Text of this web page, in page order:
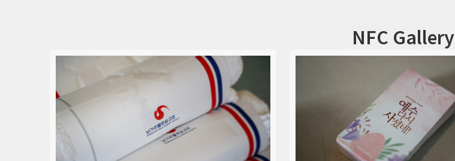
NFC Gallery